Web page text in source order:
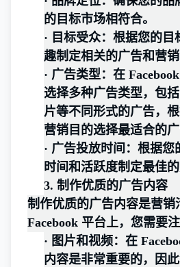
的目标市场相符合。
· 目标受众：根据您的
趣制定相关的广告和营销
· 广告类型：在
选择多种广告类型，包
片等不同形式的广告，
营销目的选择最适合的广
· 广告投放时间：根据您
时间和活跃度制定最佳的
3. 制作优质的广告内容
制作优质的广告内容是营销
Facebook 平台上，您需要
· 图片和视频：在
内容是非常重要的，因